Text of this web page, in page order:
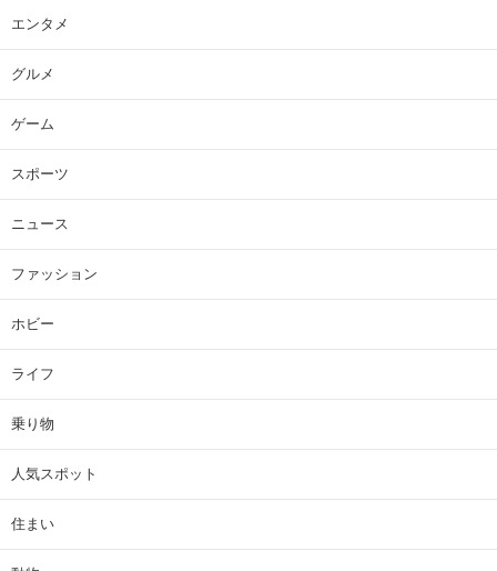
エンタメ
グルメ
ゲーム
スポーツ
ニュース
ファッション
ホビー
ライフ
乗り物
人気スポット
住まい